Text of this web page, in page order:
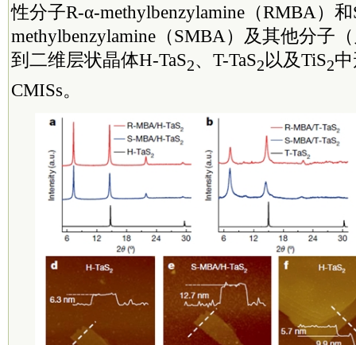
性分子R-α-methylbenzylamine（RMBA）
methylbenzylamine（SMBA）及其他分子
到二维层状晶体H-TaS2、T-TaS2 以及TiS2
CMISs。